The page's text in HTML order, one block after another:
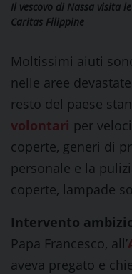
Il vescovo di Nassa visita
Caritas Filippine
Moltissimi aiuti
nelle aree
resto del paese
volontari per
coperte, generi di
personale e la
coperte, lampade
Intervento
Papa Francesco, all’
aveva pregato e